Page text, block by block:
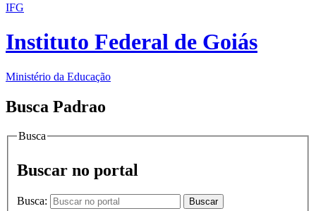
IFG
Instituto Federal de Goiás
Ministério da Educação
Busca Padrao
Busca
Buscar no portal
Busca: Buscar